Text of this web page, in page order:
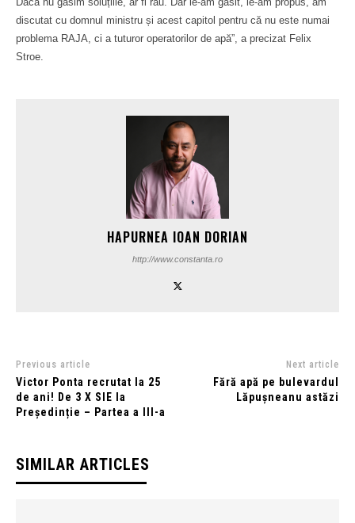
discutat cu domnul ministru și acest capitol pentru că nu este numai
problema RAJA, ci a tuturor operatorilor de apă”, a precizat Felix
Stroe.
HAPURNEA IOAN DORIAN
http://www.constanta.ro
Previous article
Victor Ponta recrutat la 25
de ani! De 3 X SIE la
Președinție – Partea a III-a
Next article
Fără apă pe bulevardul
Lăpușneanu astăzi
SIMILAR ARTICLES